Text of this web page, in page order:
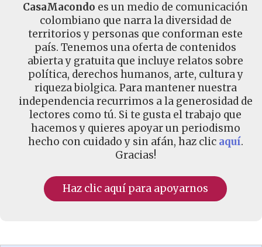
CasaMacondo es un medio de comunicación
colombiano que narra la diversidad de
territorios y personas que conforman este
país. Tenemos una oferta de contenidos
abierta y gratuita que incluye relatos sobre
política, derechos humanos, arte, cultura y
riqueza biolgica. Para mantener nuestra
independencia recurrimos a la generosidad de
lectores como tú. Si te gusta el trabajo que
hacemos y quieres apoyar un periodismo
hecho con cuidado y sin afán, haz clic aquí.
Gracias!
Haz clic aquí para apoyarnos